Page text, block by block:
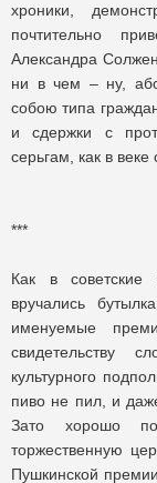
хроники,
почтительно
Александра
ни в чем – ну,
собою типа
и сдержки с
серьгам, как в
***
Как в советские
вручались
именуемые
свидетельству
культурного
пиво не пил, и
Зато хорошо
торжественную
Пушкинской